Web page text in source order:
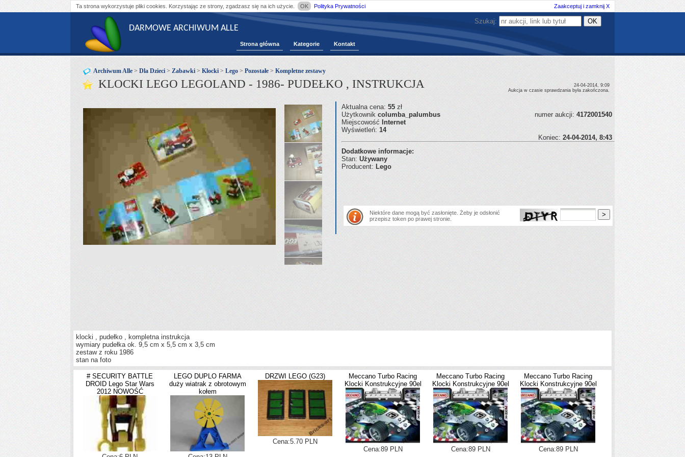
Ta strona wykorzystuje pliki cookies. Korzystając ze strony, zgadzasz się na ich użycie. OK Polityka Prywatności Zaakceptuj i zamknij X
DARMOWE ARCHIWUM ALLE
Strona główna Kategorie Kontakt
Szukaj:
Archiwum Alle > Dla Dzieci > Zabawki > Klocki > Lego > Pozostałe > Kompletne zestawy
KLOCKI LEGO LEGOLAND - 1986- PUDEŁKO , INSTRUKCJA
24-04-2014, 9:09
Aukcja w czasie sprawdzania była zakończona.
Aktualna cena: 55 zł
Użytkownik columba_palumbus numer aukcji: 4172001540
Miejscowość Internet
Wyświetleń: 14
Koniec: 24-04-2014, 8:43
Dodatkowe informacje:
Stan: Używany
Producent: Lego
Niektóre dane mogą być zasłonięte. Żeby je odsłonić
przepisz token po prawej stronie.
klocki , pudełko , kompletna instrukcja
wymiary pudełka ok. 9,5 cm x 5,5 cm x 3,5 cm
zestaw z roku 1986
stan na foto
# SECURITY BATTLE
DROID Lego Star Wars
2012 NOWOŚĆ
LEGO DUPLO FARMA
duży wiatrak z obrotowym
kołem
DRZWI LEGO (G23)
Cena:5.70 PLN
Meccano Turbo Racing
Klocki Konstrukcyjne 90el
Cena:89 PLN
Meccano Turbo Racing
Klocki Konstrukcyjne 90el
Cena:89 PLN
Meccano Turbo Racing
Klocki Konstrukcyjne 90el
Cena:89 PLN